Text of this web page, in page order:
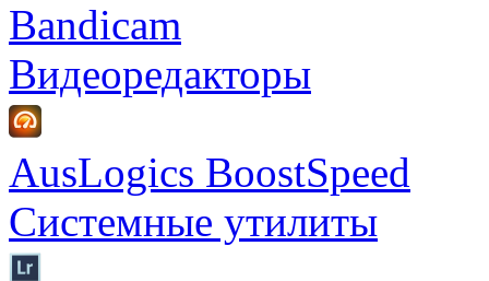
Bandicam
Видеоредакторы
AusLogics BoostSpeed
Системные утилиты